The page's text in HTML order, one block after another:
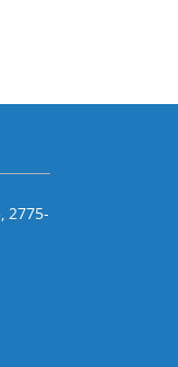
2775-